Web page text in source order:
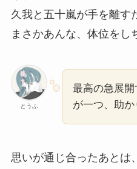
久我と五十嵐が手を離す
まさかあんな、体位を
とうふ
最高の急展
が一つ、助か
思いが通じ合ったあとは、